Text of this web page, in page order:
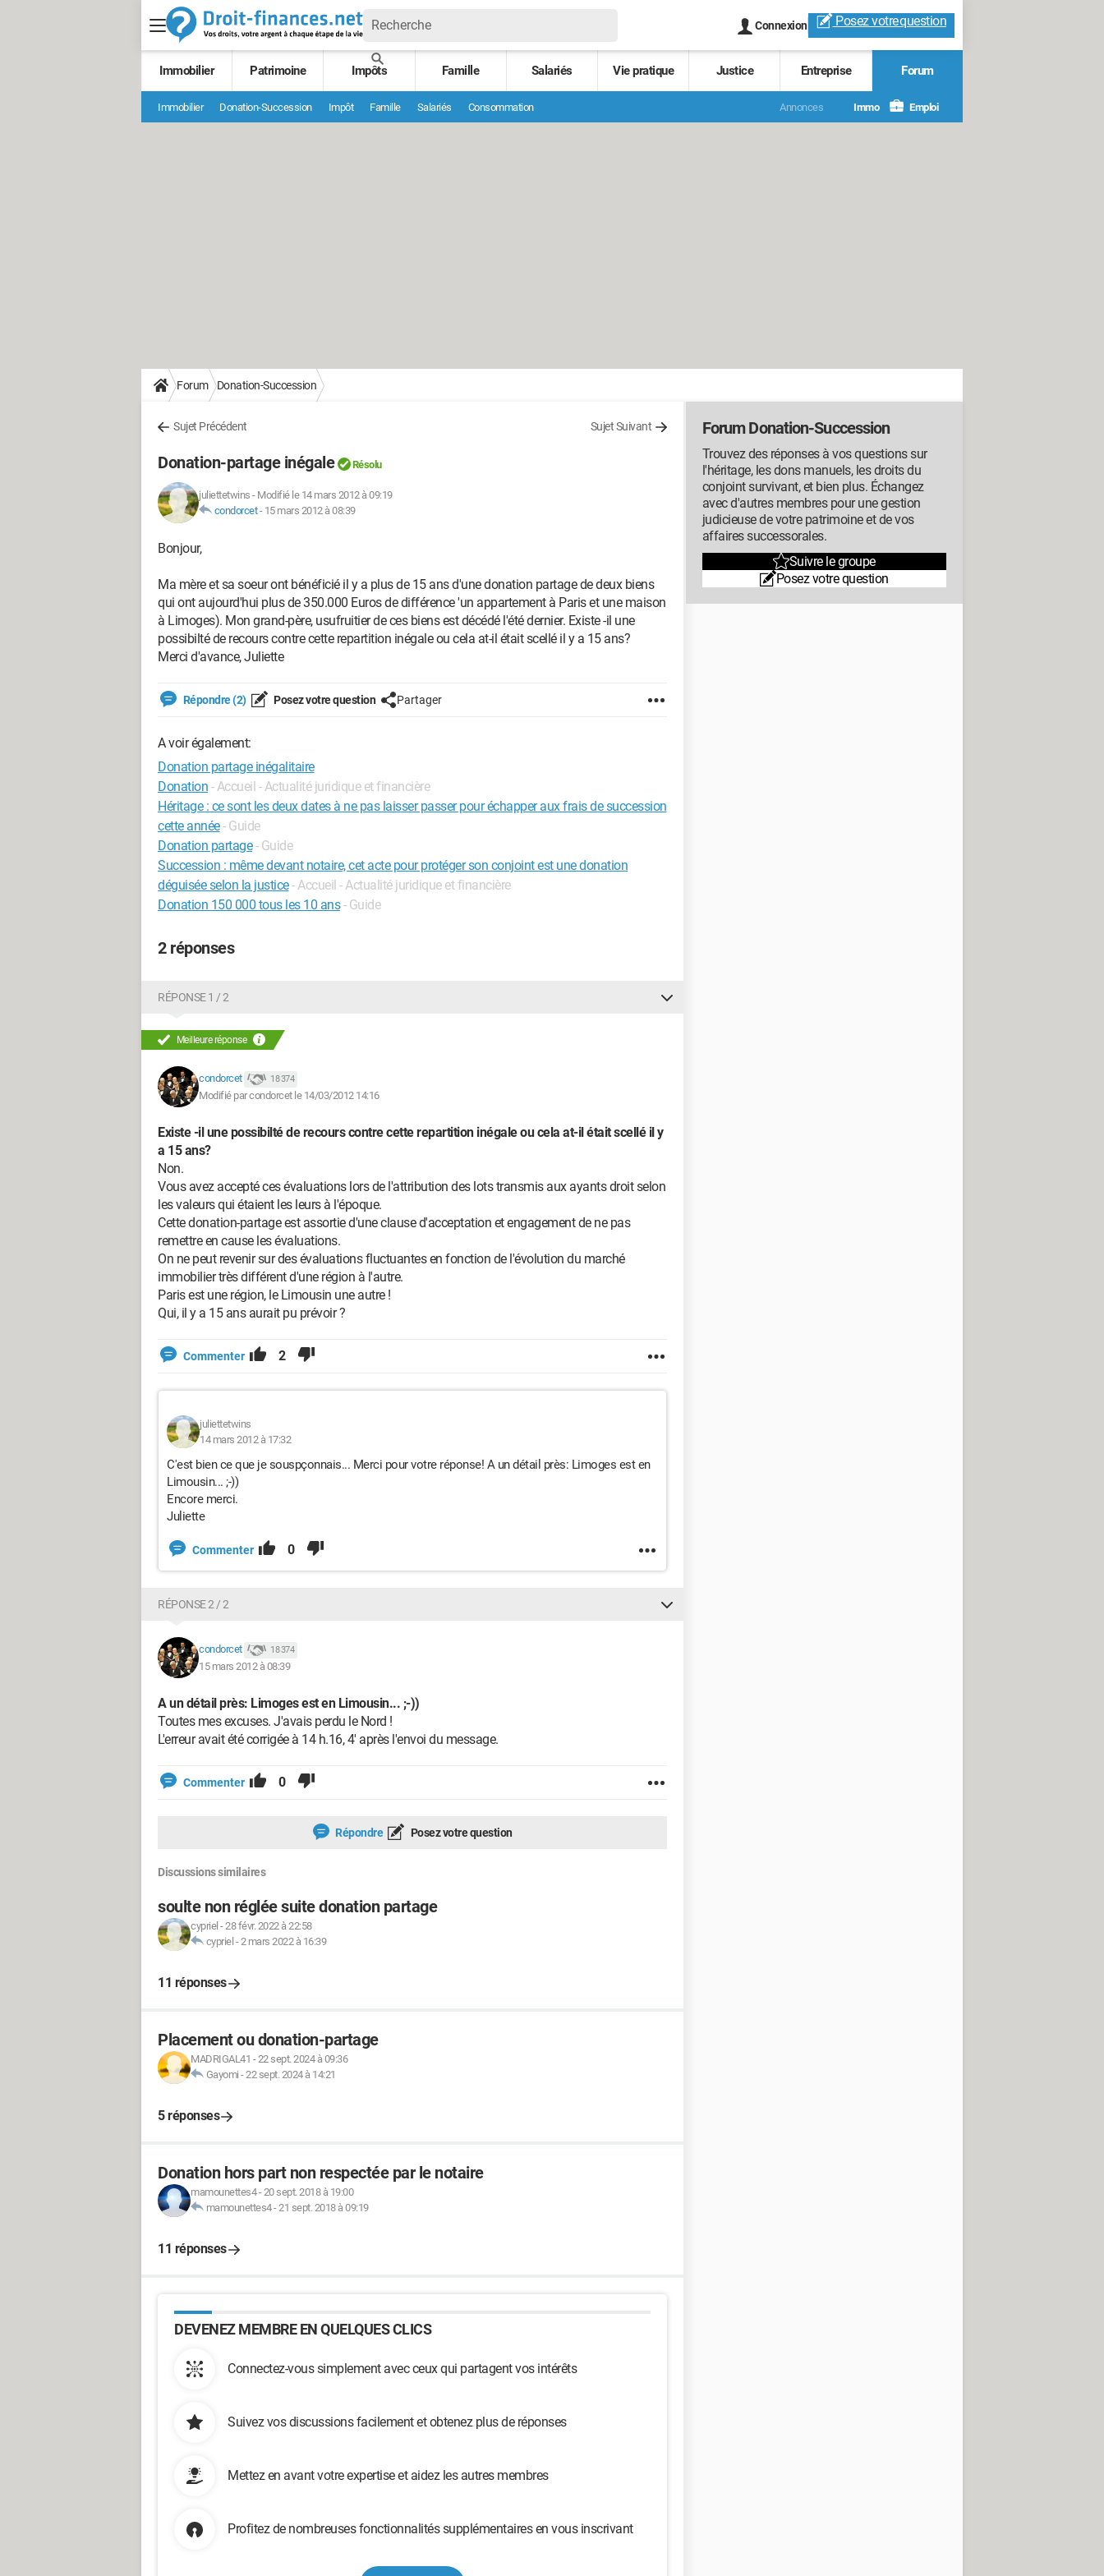
Connexion Posez votrequestion
Immobilier Patrimoine Impôts Famille Salariés Vie pratique Justice Entreprise Forum
Immobilier Donation-Succession Impôt Famille Salariés Consommation Annonces Immo Emploi
Forum Donation-Succession
Sujet Précédent Sujet Suivant
Donation-partage inégale Résolu
juliettetwins - Modifié le 14 mars 2012 à 09:19
condorcet- 15 mars 2012 à 08:39
Bonjour,
Ma mère et sa soeur ont bénéficié il y a plus de 15 ans d'une donation partage de deux biens
qui ont aujourd'hui plus de 350.000 Euros de différence 'un appartement à Paris et une maison
à Limoges). Mon grand-père, usufruitier de ces biens est décédé l'été dernier. Existe -il une
possibilté de recours contre cette repartition inégale ou cela at-il était scellé il y a 15 ans?
Merci d'avance, Juliette
Répondre (2) Posez votre question Partager
A voir également:
Donation partage inégalitaire
Donation - Accueil - Actualité juridique et financière
Héritage : ce sont les deux dates à ne pas laisser passer pour échapper aux frais de succession
cette année- Guide
Donation partage - Guide
Succession : même devant notaire, cet acte pour protéger son conjoint est une donation
déguisée selon la justice- Accueil - Actualité juridique et financière
Donation 150 000 tous les 10 ans - Guide
2 réponses
RÉPONSE 1 / 2
Meilleure réponse
condorcet 18 374
Modifié par condorcet le 14/03/2012 14:16
Existe -il une possibilté de recours contre cette repartition inégale ou cela at-il était scellé il y
a 15 ans?
Non.
Vous avez accepté ces évaluations lors de l'attribution des lots transmis aux ayants droit selon
les valeurs qui étaient les leurs à l'époque.
Cette donation-partage est assortie d'une clause d'acceptation et engagement de ne pas
remettre en cause les évaluations.
On ne peut revenir sur des évaluations fluctuantes en fonction de l'évolution du marché
immobilier très différent d'une région à l'autre.
Paris est une région, le Limousin une autre !
Qui, il y a 15 ans aurait pu prévoir ?
Commenter 2
juliettetwins
14 mars 2012 à 17:32
C'est bien ce que je souspçonnais... Merci pour votre réponse! A un détail près: Limoges est en
Limousin... ;-))
Encore merci.
Juliette
Commenter 0
RÉPONSE 2 / 2
condorcet 18 374
15 mars 2012 à 08:39
A un détail près: Limoges est en Limousin... ;-))
Toutes mes excuses. J'avais perdu le Nord !
L'erreur avait été corrigée à 14 h.16, 4' après l'envoi du message.
Commenter 0
Répondre Posez votre question
Discussions similaires
soulte non réglée suite donation partage
cypriel -28 févr. 2022 à 22:58
cypriel -2 mars 2022 à 16:39
11 réponses
Placement ou donation-partage
MADRIGAL41 -22 sept. 2024 à 09:36
Gayomi -22 sept. 2024 à 14:21
5 réponses
Donation hors part non respectée par le notaire
mamounettes4-20 sept. 2018 à 19:00
mamounettes4-21 sept. 2018 à 09:19
11 réponses
DEVENEZ MEMBRE EN QUELQUES CLICS
Connectez-vous simplement avec ceux qui partagent vos intérêts
Suivez vos discussions facilement et obtenez plus de réponses
Mettez en avant votre expertise et aidez les autres membres
Profitez de nombreuses fonctionnalités supplémentaires en vous inscrivant
Forum Donation-Succession
Trouvez des réponses à vos questions sur
l'héritage, les dons manuels, les droits du
conjoint survivant, et bien plus. Échangez
avec d'autres membres pour une gestion
judicieuse de votre patrimoine et de vos
affaires successorales.
Suivre le groupe
Posez votre question